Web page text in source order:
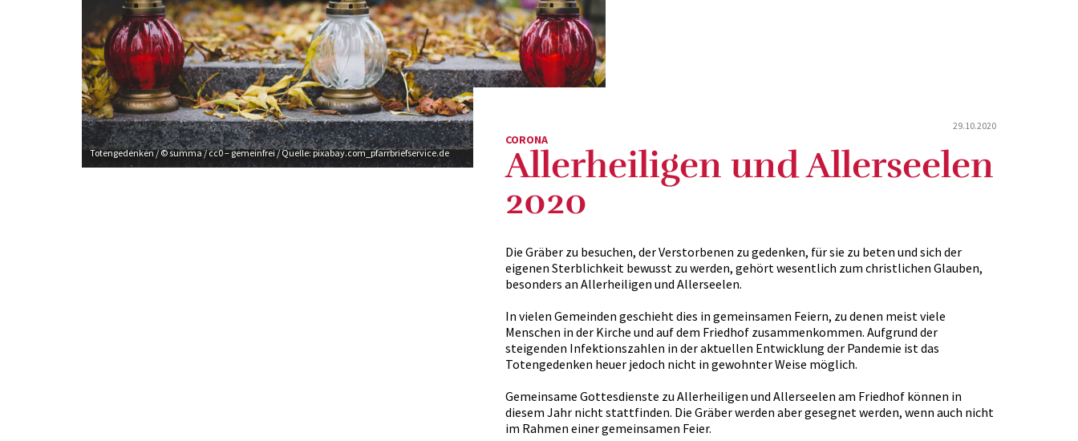
Fotos 2015
Fotos 2014
Fotos 2013
Fotos 2012
Fotos 2011
Fotos Neuhaus
Totengedenken / © summa / cc0 – gemeinfrei / Quelle: pixabay.com_pfarrbriefservice.de
29.10.2020
CORONA
Allerheiligen und Allerseelen
2020
Die Gräber zu besuchen, der Verstorbenen zu gedenken, für sie zu beten und sich der
eigenen Sterblichkeit bewusst zu werden, gehört wesentlich zum christlichen Glauben,
besonders an Allerheiligen und Allerseelen.
In vielen Gemeinden geschieht dies in gemeinsamen Feiern, zu denen meist viele
Menschen in der Kirche und auf dem Friedhof zusammenkommen. Aufgrund der
steigenden Infektionszahlen in der aktuellen Entwicklung der Pandemie ist das
Totengedenken heuer jedoch nicht in gewohnter Weise möglich.
Gemeinsame Gottesdienste zu Allerheiligen und Allerseelen am Friedhof können in
diesem Jahr nicht stattfinden. Die Gräber werden aber gesegnet werden, wenn auch nicht
im Rahmen einer gemeinsamen Feier.